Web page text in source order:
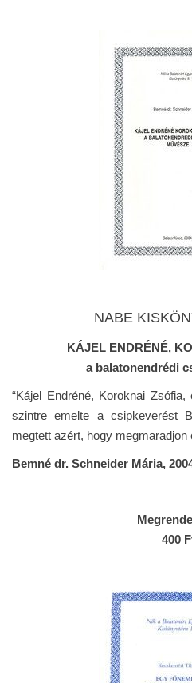
NABE
KÁJEL ENDRÉNÉ,
a balatonendrédi
“Kájel Endréné, Koroknai
szintre emelte a csipkeverést
megtett azért, hogy megmaradjon
Bemné dr. Schneider Mária,
400